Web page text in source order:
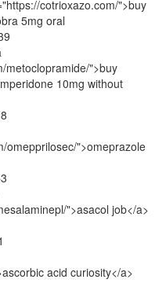
cotrioxazo.com/">buy
5mg oral
metoclopramide/">buy
10mg without
omepprilosec/">omeprazole
">asacol job</a>
acid curiosity</a>